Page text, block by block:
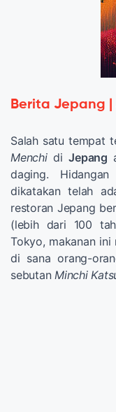
Berita Jepang
Salah satu tempat
MenchidiJepang
daging.
dikatakan telah
restoran Jepang
(lebih dari 100
Tokyo, makanan ini
di sana orang-
sebutan Minchi